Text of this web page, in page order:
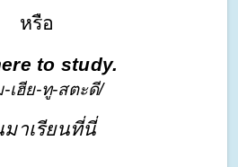
หรือ
to study.
-เฮีย-ทู-สตะดี/
าเรียนที่นี่